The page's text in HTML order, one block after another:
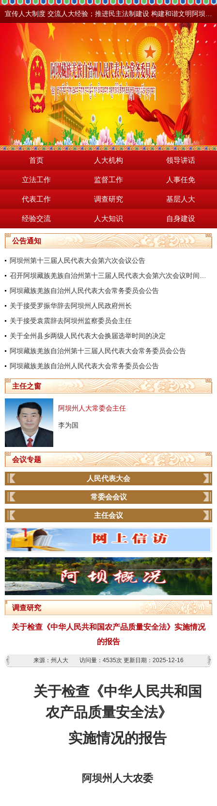
首页 人大机构 领导讲话
立法工作 监督工作 人事任免
代表工作 调查研究 基层人大
经验交流 人大知识 自身建设
公告通知
阿坝州第十三届人民代表大会第六次会议公告
阿坝藏族羌族自治州人民代表大会常务委员会公告
关于接受罗振华辞去阿坝州人民政府州长
关于接受袁震辞去阿坝州监察委员会主任
关于全州县乡两级人民代表大会换届选举时间的决定
阿坝藏族羌族自治州第十三届人民代表大会常务委员会公告
阿坝藏族羌族自治州人民代表大会常务委员会公告
主任之窗
阿坝州人大常委会主任
李为国
会议专题
人民代表大会
常委会会议
主任会议
调查研究
关于检查《中华人民共和国农产品质量安全法》实施情况
的报告
来源：州人大 访问量： 4535次 更新日期：2025-12-16
关于检查《中华人民共和国
农产品质量安全法》
实施情况的报告
阿坝州人大农委